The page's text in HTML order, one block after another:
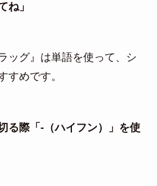
ね」
ッグ』は単語を使って、シ
すめです。
る際「-（ハイフン）」を使